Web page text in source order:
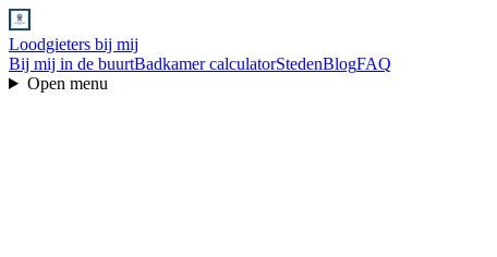
Loodgieters bij mij
Bij mij in de buurtBadkamer calculatorStedenBlogFAQ
Open menu